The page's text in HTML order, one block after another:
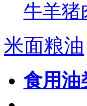
牛羊猪
米面粮油
食用油